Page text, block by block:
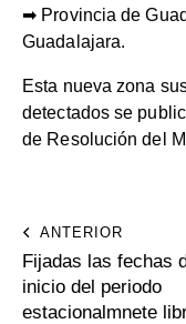
➡ Provincia de
Guadalajara.
Esta nueva zona
detectados se
de Resolución del
ANTERIOR
Fijadas las fechas
inicio del periodo
estacionalmnete